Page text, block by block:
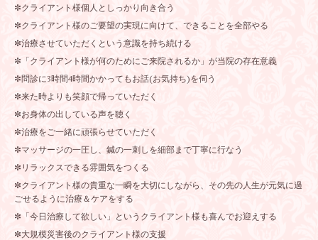
✼クライアント様個人としっかり向き合う
✼クライアント様のご要望の実現に向けて、できることを全部やる
✼治療させていただくという意識を持ち続ける
✼「クライアント様が何のためにご来院されるか」が当院の存在意義
✼問診に3時間4時間かかってもお話(お気持ち)を伺う
✼来た時よりも笑顔で帰っていただく
✼お身体の出している声を聴く
✼治療をご一緒に頑張らせていただく
✼マッサージの一圧し、鍼の一刺しを細部まで丁寧に行なう
✼リラックスできる雰囲気をつくる
✼クライアント様の貴重な一瞬を大切にしながら、その先の人生が元気に過
ごせるように治療＆ケアをする
✼「今日治療して欲しい」というクライアント様も喜んでお迎えする
✼大規模災害後のクライアント様の支援